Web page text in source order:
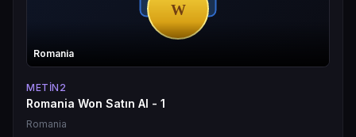
Romania
METIN2
Romania Won Satın Al - 1
Romania